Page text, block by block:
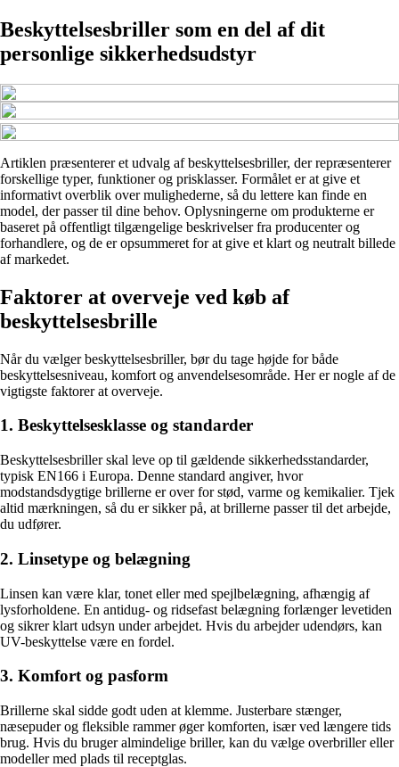
Beskyttelsesbriller som en del af dit
personlige sikkerhedsudstyr
Artiklen præsenterer et udvalg af beskyttelsesbriller, der repræsenterer
forskellige typer, funktioner og prisklasser. Formålet er at give et
informativt overblik over mulighederne, så du lettere kan finde en
model, der passer til dine behov. Oplysningerne om produkterne er
baseret på offentligt tilgængelige beskrivelser fra producenter og
forhandlere, og de er opsummeret for at give et klart og neutralt billede
af markedet.
Faktorer at overveje ved køb af
beskyttelsesbrille
Når du vælger beskyttelsesbriller, bør du tage højde for både
beskyttelsesniveau, komfort og anvendelsesområde. Her er nogle af de
vigtigste faktorer at overveje.
1. Beskyttelsesklasse og standarder
Beskyttelsesbriller skal leve op til gældende sikkerhedsstandarder,
typisk EN166 i Europa. Denne standard angiver, hvor
modstandsdygtige brillerne er over for stød, varme og kemikalier. Tjek
altid mærkningen, så du er sikker på, at brillerne passer til det arbejde,
du udfører.
2. Linsetype og belægning
Linsen kan være klar, tonet eller med spejlbelægning, afhængig af
lysforholdene. En antidug- og ridsefast belægning forlænger levetiden
og sikrer klart udsyn under arbejdet. Hvis du arbejder udendørs, kan
UV-beskyttelse være en fordel.
3. Komfort og pasform
Brillerne skal sidde godt uden at klemme. Justerbare stænger,
næsepuder og fleksible rammer øger komforten, især ved længere tids
brug. Hvis du bruger almindelige briller, kan du vælge overbriller eller
modeller med plads til receptglas.